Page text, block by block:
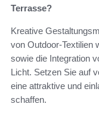
Terrasse?
Kreative
von Outdoor-Textilien
sowie die Integration
Licht. Setzen Sie auf
eine attraktive und
schaffen.